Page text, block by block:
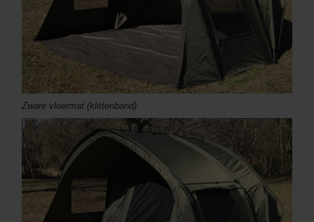
Zware vloermat (klittenband)